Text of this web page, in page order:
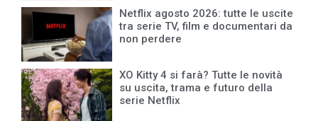
Netflix agosto 2026: tutte le uscite
tra serie TV, film e documentari da
non perdere
XO Kitty 4 si farà? Tutte le novità
su uscita, trama e futuro della
serie Netflix